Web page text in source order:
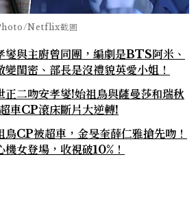
Photo/Netflix截圖
燮與主廚曾同團，編劇是BTS阿米、
閨密、部長是沒禮貌英愛小姐！
正二吻安孝燮!始祖鳥與薩曼莎和瑞秋
車CP滾床斷片大逆轉!
鳥CP被超車，金旻奎薛仁雅搶先吻！
女登場，收視破10%！